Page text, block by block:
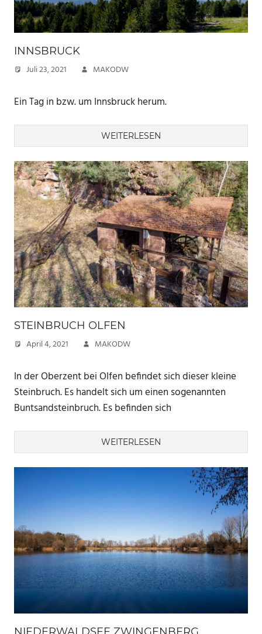
INNSBRUCK
Juli 23, 2021 MAKODW
Ein Tag in bzw. um Innsbruck herum.
WEITERLESEN
STEINBRUCH OLFEN
April 4, 2021 MAKODW
In der Oberzent bei Olfen befindet sich dieser kleine
Steinbruch. Es handelt sich um einen sogenannten
Buntsandsteinbruch. Es befinden sich
WEITERLESEN